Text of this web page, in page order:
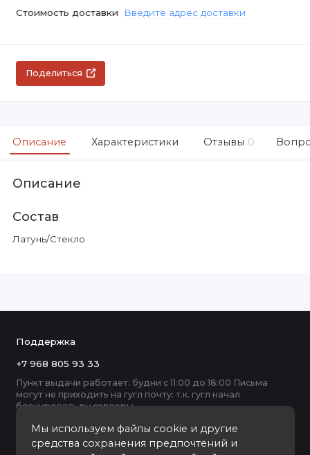
Стоимость доставки Введите адрес доставки
Поделиться
Описание Характеристики Отзывы 0
Описание
Состав
Латунь/Стекло
Мы используем файлы cookie и другие
средства сохранения предпочтений и
Поддержка
+7 968 805 93 33
Пункт выдачи работает: будни с 11:00 до 18:00 Письма
могут не приходить на гугл почту: т.к. гугл начал
блокировать ру серверы